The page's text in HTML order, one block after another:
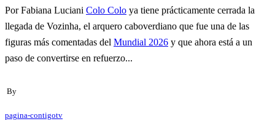
Por Fabiana Luciani Colo Colo ya tiene prácticamente cerrada la
llegada de Vozinha, el arquero caboverdiano que fue una de las
figuras más comentadas del Mundial 2026 y que ahora está a un
paso de convertirse en refuerzo...
By
pagina-contigotv